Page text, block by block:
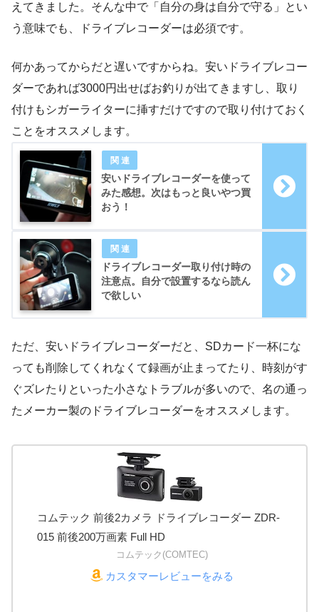
えてきました。そんな中で「自分の身は自分で守る」とい
う意味でも、ドライブレコーダーは必須です。
何かあってからだと遅いですからね。安いドライブレコー
ダーであれば3000円出せばお釣りが出てきますし、取り
付けもシガーライターに挿すだけですので取り付けておく
ことをオススメします。
安いドライブレコーダーを使って
みた感想。次はもっと良いやつ買
おう！
ドライブレコーダー取り付け時の
注意点。自分で設置するなら読ん
で欲しい
ただ、安いドライブレコーダーだと、SDカード一杯にな
っても削除してくれなくて録画が止まってたり、時刻がす
ぐズレたりといった小さなトラブルが多いので、名の通っ
たメーカー製のドライブレコーダーをオススメします。
コムテック 前後2カメラ ドライブレコーダー ZDR-
015 前後200万画素 Full HD
コムテック(COMTEC)
カスタマーレビューをみる